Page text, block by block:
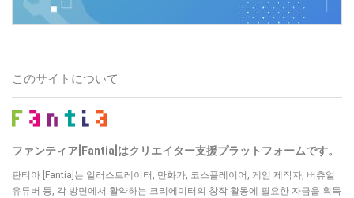
このサイトについて
ファンティア[Fantia]はクリエイター支援プラットフォームです。
판티아 [Fantia]는 일러스트레이터, 만화가, 코스플레이어, 게임 제작자, 버츄얼
유튜버 등, 각 방면에서 활약하는 크리에이터의 창작 활동에 필요한 자금을 획득